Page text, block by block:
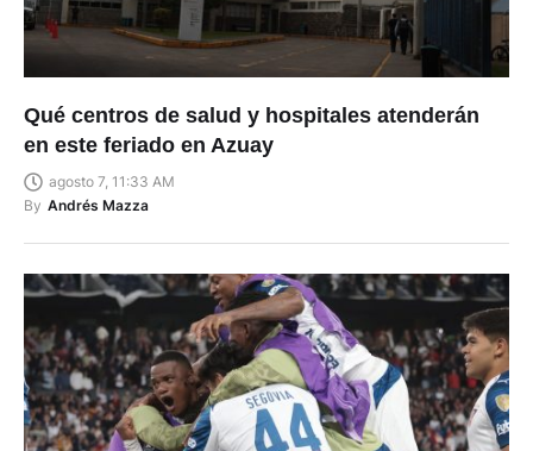
Qué centros de salud y hospitales atenderán
en este feriado en Azuay
agosto 7, 11:33 AM
By
Andrés Mazza